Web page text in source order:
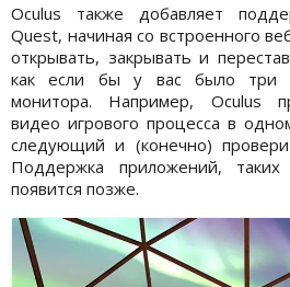
Oculus также добавляет
Quest, начиная со встроенного
открывать, закрывать и
как если бы у вас было три
монитора. Например, Oculus
видео игрового процесса в
следующий и (конечно)
Поддержка приложений,
появится позже.